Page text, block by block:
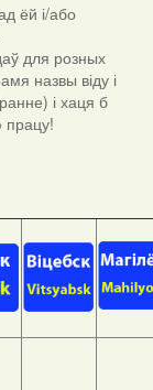
ёй і/або
для розных
назвы віду і
і хаця б
працу!